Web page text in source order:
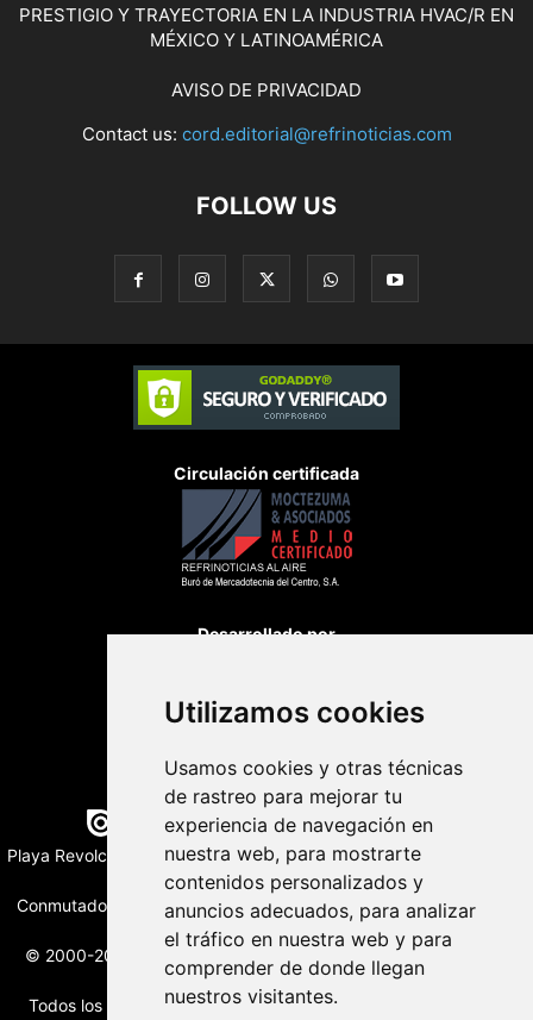
Utilizamos cookies
Usamos cookies y otras técnicas
de rastreo para mejorar tu
experiencia de navegación en
nuestra web, para mostrarte
contenidos personalizados y
anuncios adecuados, para analizar
el tráfico en nuestra web y para
comprender de donde llegan
nuestros visitantes.
PRESTIGIO Y TRAYECTORIA EN LA INDUSTRIA HVAC/R EN
MÉXICO Y LATINOAMÉRICA
AVISO DE PRIVACIDAD
Contact us: cord.editorial@refrinoticias.com
FOLLOW US
Circulación certificada
Desarrollado por
Edición digital con tecnología
Playa Revolcadero 222 Col. Reforma Iztaccihuatl Norte C.P. 08810
CIUDAD DE MEXICO
Conmutador CIUDAD DE MEXICO (+52) 555 740 4476, 555 740
© 2000-2026 BURO DE MERCADOTECNIA DEL CENTRO, S.A.
Todos los derechos reservados
Todos los nombres, marcas, logotipos, productos e imagenes